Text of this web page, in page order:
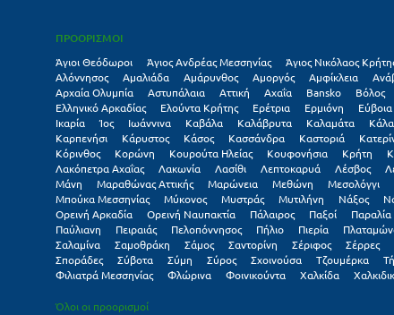
ΠΡΟΟΡΙΣΜΟΙ
Άγιοι Θεόδωροι Άγιος Ανδρέας Μεσσηνίας Άγιος Νικόλαος
Αλόννησος
Αμαλιάδα Αμάρυνθος Αμοργός Αμφίκλεια
Αρχαία Ολυμπία
Αστυπάλαια Αττική Αχαΐα Βansko Βόλος
Ελληνικό Αρκαδίας
Ελούντα Κρήτης Ερέτρια Ερμιόνη Εύβοια
Ικαρία
Ίος Ιωάννινα Καβάλα Καλάβρυτα Καλαμάτα
Καρπενήσι
Κάρυστος Κάσος Κασσάνδρα Καστοριά
Κόρινθος
Κορώνη Κουρούτα Ηλείας Κουφονήσια Κρήτη
Λακόπετρα Αχαΐας
Λακωνία Λασίθι Λεπτοκαρυά Λέσβος
Μάνη
Μαραθώνας Αττικής Μαρώνεια Μεθώνη Μεσολόγγι
Μπούκα Μεσσηνίας
Μύκονος Μυστράς Μυτιλήνη Νάξος
Ορεινή Αρκαδία
Ορεινή Ναυπακτία Πάλαιρος Παξοί Παραλία
Παύλιανη
Πειραιάς Πελοπόννησος Πήλιο Πιερία
Σαλαμίνα
Σαμοθράκη Σάμος Σαντορίνη Σέριφος Σέρρες
Σποράδες
Σύβοτα Σύμη Σύρος Σχοινούσα Τζουμέρκα
Φιλιατρά Μεσσηνίας
Φλώρινα Φοινικούντα Χαλκίδα
Όλοι οι προορισμοί